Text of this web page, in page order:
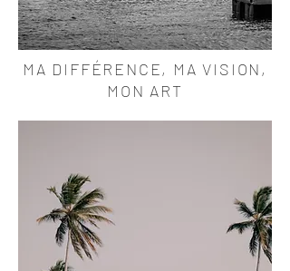
MA DIFFÉRENCE, MA VISION,
MON ART